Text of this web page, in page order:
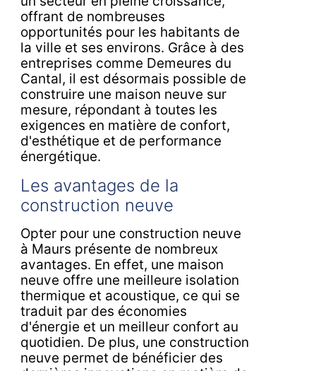
offrant de nombreuses
opportunités pour les habitants de
la ville et ses environs. Grâce à des
entreprises comme Demeures du
Cantal, il est désormais possible de
construire une maison neuve sur
mesure, répondant à toutes les
exigences en matière de confort,
d'esthétique et de performance
énergétique.
Les avantages de la
construction neuve
Opter pour une construction neuve
à Maurs présente de nombreux
avantages. En effet, une maison
neuve offre une meilleure isolation
thermique et acoustique, ce qui se
traduit par des économies
d'énergie et un meilleur confort au
quotidien. De plus, une construction
neuve permet de bénéficier des